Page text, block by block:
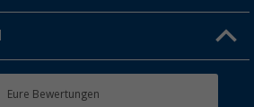
Eure Bewertungen